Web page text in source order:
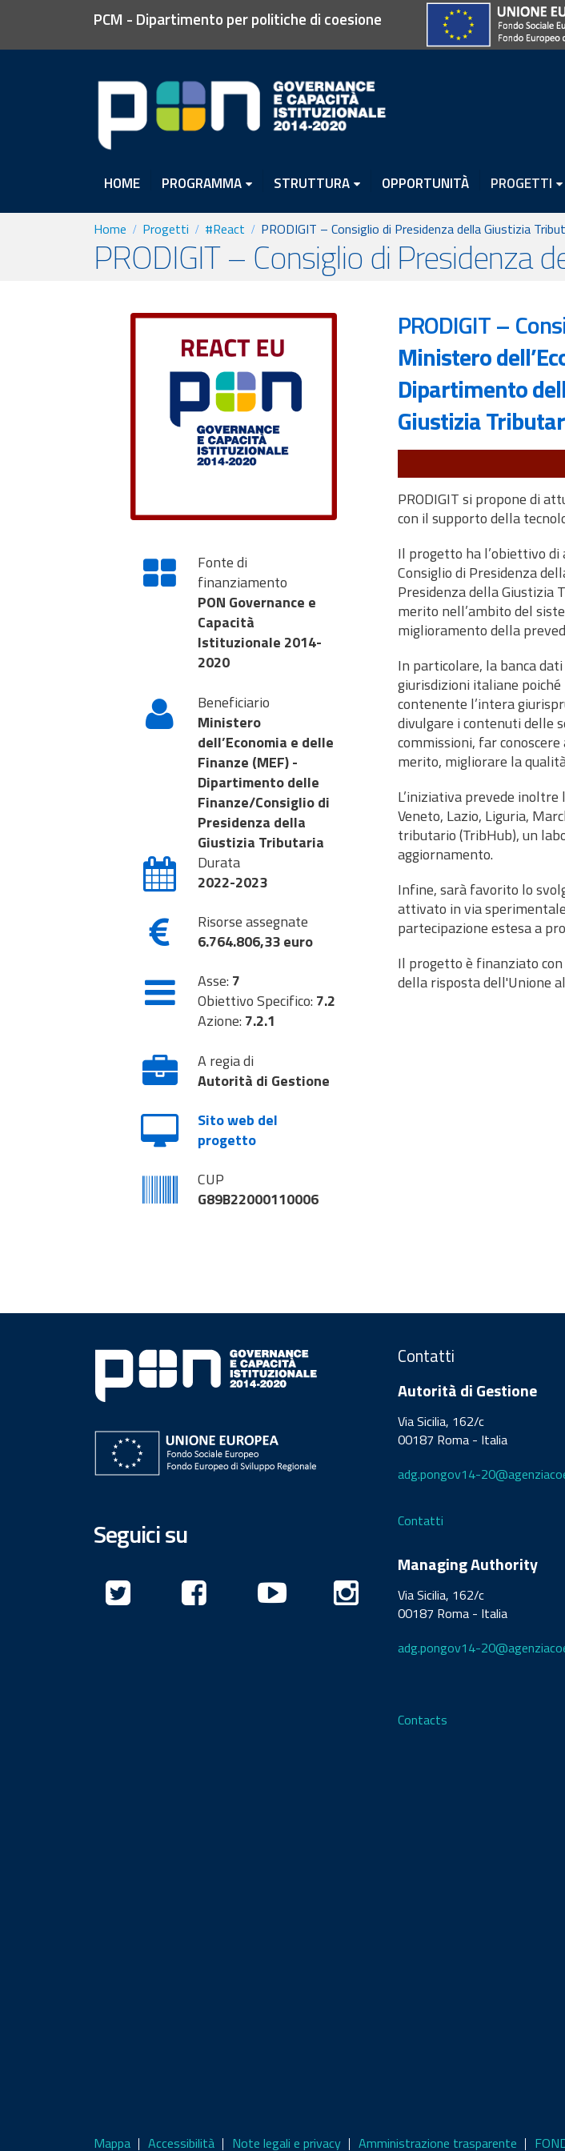
PCM - Dipartimento per politiche di coesione
HOME PROGRAMMA STRUTTURA OPPORTUNITÀ PROGETTI
Home Progetti #React PRODIGIT – Consiglio di Presidenza della Giustizia
PRODIGIT – Consiglio di Presidenza
Fonte di
finanziamento
PON Governance e
Capacità
Istituzionale 2014-
2020
Beneficiario
Ministero
dell’Economia e delle
Finanze (MEF) -
Dipartimento delle
Finanze/Consiglio di
Presidenza della
Giustizia Tributaria
Durata
2022-2023
Risorse assegnate
6.764.806,33 euro
Asse: 7
Obiettivo Specifico: 7.2
Azione: 7.2.1
A regia di
Autorità di Gestione
Sito web del
progetto
CUP
G89B22000110006
PRODIGIT –
Ministero
Dipartimento
Giustizia
PRODIGIT si propone di
con il supporto della
Il progetto ha l’obiettivo
Consiglio di Presidenza
Presidenza della Giustizia
merito nell’ambito del
miglioramento della
In particolare, la banca
giurisdizioni italiane
contenente l’intera
divulgare i contenuti delle
commissioni, far
merito, migliorare la
L’iniziativa prevede
Veneto, Lazio, Liguria,
tributario (TribHub), un
aggiornamento.
Infine, sarà favorito lo
attivato in via
partecipazione estesa a
Il progetto è finanziato
della risposta dell'Unione
Seguici su
Contatti
Autorità di Gestione
Via Sicilia, 162/c
00187 Roma - Italia
adg.pongov14-
Contatti
Managing Authority
Via Sicilia, 162/c
00187 Roma - Italia
adg.pongov14-
Contacts
Mappa Accessibilità Note legali e privacy Amministrazione trasparente